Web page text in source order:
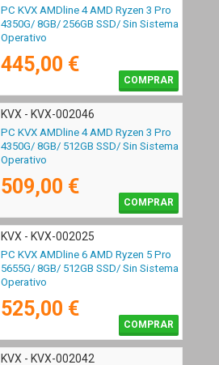
PC KVX AMDline 4 AMD Ryzen 3 Pro
4350G/ 8GB/ 256GB SSD/ Sin Sistema
Operativo
445,00 €
COMPRAR
KVX - KVX-002046
PC KVX AMDline 4 AMD Ryzen 3 Pro
4350G/ 8GB/ 512GB SSD/ Sin Sistema
Operativo
509,00 €
COMPRAR
KVX - KVX-002025
PC KVX AMDline 6 AMD Ryzen 5 Pro
5655G/ 8GB/ 512GB SSD/ Sin Sistema
Operativo
525,00 €
COMPRAR
KVX - KVX-002042